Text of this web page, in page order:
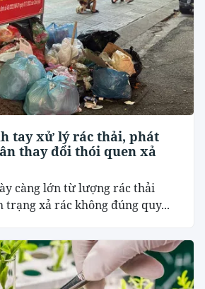
tay xử lý rác thải, phát
thay đổi thói quen xả
càng lớn từ lượng rác thải
trạng xả rác không đúng quy...